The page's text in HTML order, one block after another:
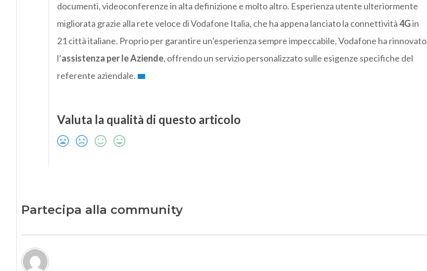
documenti, videoconferenze in alta definizione e molto altro. Esperienza utente ulteriormente
migliorata grazie alla rete veloce di Vodafone Italia, che ha appena lanciato la connettività4Gin
21 città italiane. Proprio per garantire un’esperienza sempre impeccabile, Vodafone ha rinnovato
l’assistenza per le Aziende, offrendo un servizio personalizzato sulle esigenze specifiche del
referente aziendale.
Valuta la qualità di questo articolo
Partecipa alla community